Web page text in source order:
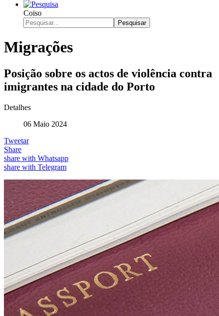
Coiso
Pesquisar
Migrações
Posição sobre os actos de violência contra
imigrantes na cidade do Porto
Detalhes
06 Maio 2024
Tweetar
Share
share with Whatsapp
share with Telegram